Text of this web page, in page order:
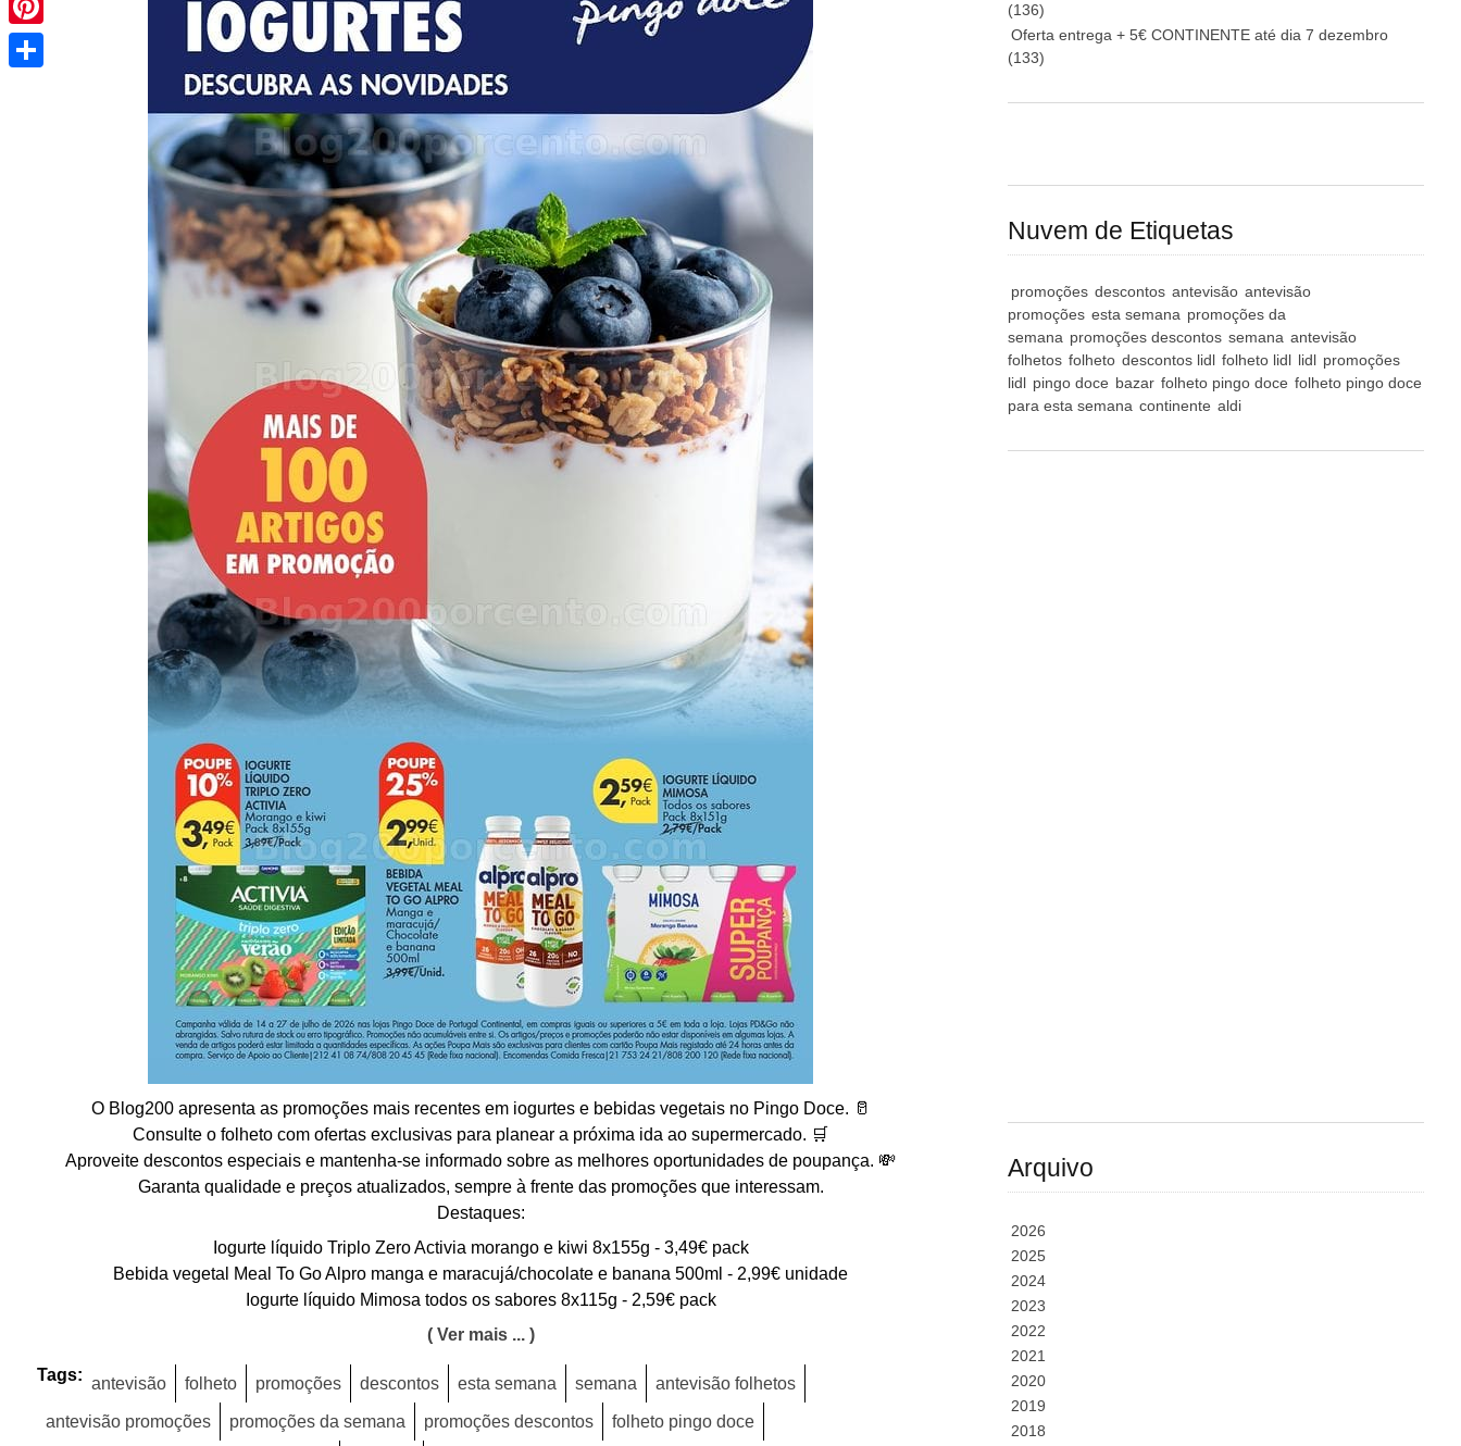
O Blog200 apresenta as promoções mais recentes em iogurtes e bebidas vegetais no Pingo Doce. 🥛
Consulte o folheto com ofertas exclusivas para planear a próxima ida ao supermercado. 🛒
Aproveite descontos especiais e mantenha-se informado sobre as melhores oportunidades de poupança. 💸
Garanta qualidade e preços atualizados, sempre à frente das promoções que interessam.
Destaques:
Iogurte líquido Triplo Zero Activia morango e kiwi 8x155g - 3,49€ pack
Bebida vegetal Meal To Go Alpro manga e maracujá/chocolate e banana 500ml - 2,99€ unidade
Iogurte líquido Mimosa todos os sabores 8x115g - 2,59€ pack
( Ver mais ... )
Tags: antevisão folheto promoções descontos esta semana semana
antevisão folhetos
antevisão promoções
promoções da semana promoções descontos folheto pingo doce
(136)
Oferta entrega + 5€ CONTINENTE até dia 7 dezembro
(133)
Nuvem de Etiquetas
promoções descontos antevisão antevisão
promoções esta semana promoções da
semana promoções descontos semana antevisão
folhetos folheto descontos lidl folheto lidl lidl promoções
lidl pingo doce bazar folheto pingo doce folheto pingo doce
para esta semana continente aldi
Arquivo
2026
2025
2024
2023
2022
2021
2020
2019
2018